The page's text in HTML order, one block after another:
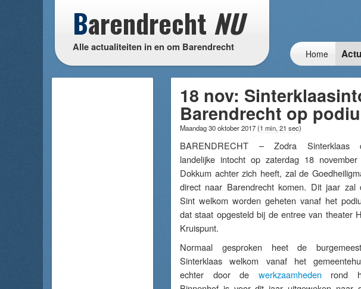
Barendrecht NU
Alle actualiteiten in en om Barendrecht
Home
18 nov:
Barendrecht op
Maandag 30 oktober 2017(1 min, 21 sec)
BARENDRECHT – Zodra Sinterklaas
landelijke intocht op zaterdag 18
Dokkum achter zich heeft, zal de
direct naar Barendrecht komen. Dit jaar zal
Sint welkom worden geheten vanaf het
dat staat opgesteld bij de entree van theater
Kruispunt.
Normaal gesproken heet de
Sinterklaas welkom vanaf het
echter door de werkzaamhedenrond